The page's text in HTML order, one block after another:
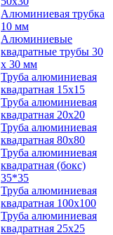
Алюминиевая трубка
10 мм
Алюминиевые
квадратные трубы 30
х 30 мм
Труба алюминиевая
квадратная 15х15
Труба алюминиевая
квадратная 20х20
Труба алюминиевая
квадратная 80х80
Труба алюминиевая
квадратная (бокс)
35*35
Труба алюминиевая
квадратная 100х100
Труба алюминиевая
квадратная 25х25